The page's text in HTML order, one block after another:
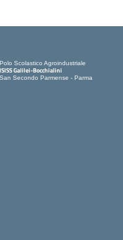
Polo Scolastico Agroindustriale
ISISS Galilei-Bocchialini
San Secondo Parmense - Parma